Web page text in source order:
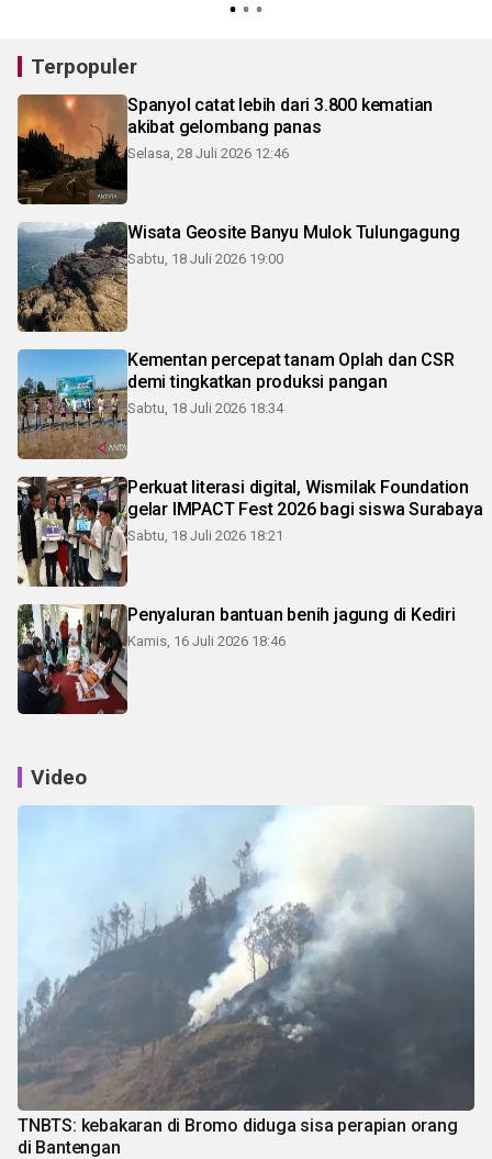
Terpopuler
Spanyol catat lebih dari 3.800 kematian
akibat gelombang panas
Selasa, 28 Juli 2026 12:46
Wisata Geosite Banyu Mulok Tulungagung
Sabtu, 18 Juli 2026 19:00
Kementan percepat tanam Oplah dan CSR
demi tingkatkan produksi pangan
Sabtu, 18 Juli 2026 18:34
Perkuat literasi digital, Wismilak Foundation
gelar IMPACT Fest 2026 bagi siswa Surabaya
Sabtu, 18 Juli 2026 18:21
Penyaluran bantuan benih jagung di Kediri
Kamis, 16 Juli 2026 18:46
Video
TNBTS: kebakaran di Bromo diduga sisa perapian orang
di Bantengan